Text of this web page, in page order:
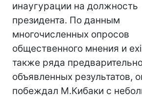
инаугурации на должность
президента. По данным
многочисленных опросов
общественного мнения и
также ряда
объявленных результатов,
побеждал М.Кибаки с